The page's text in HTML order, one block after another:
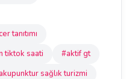
tanıtımı
tiktok saati
#aktif gt
sağlık turizmi